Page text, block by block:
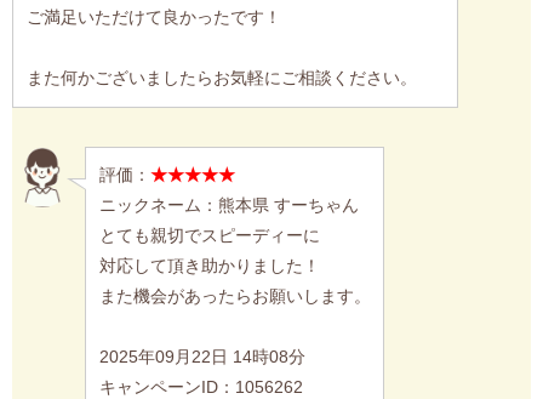
ご満足いただけて良かったです！
また何かございましたらお気軽にご相談ください。
評価： ★★★★★
ニックネーム：熊本県 すーちゃん
とても親切でスピーディーに
対応して頂き助かりました！
また機会があったらお願いします。
2025年09月22日 14時08分
キャンペーンID：1056262